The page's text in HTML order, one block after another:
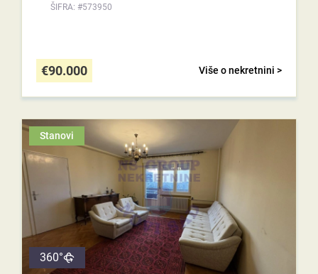
ŠIFRA: #573950
Više o nekretnini >
€90.000
Stanovi
360°